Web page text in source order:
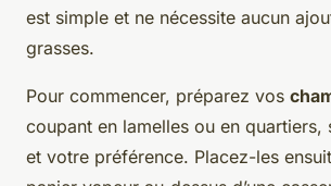
est simple et ne nécessite aucun
grasses.
Pour commencer, préparez vos
coupant en lamelles ou en quartiers,
et votre préférence. Placez-les